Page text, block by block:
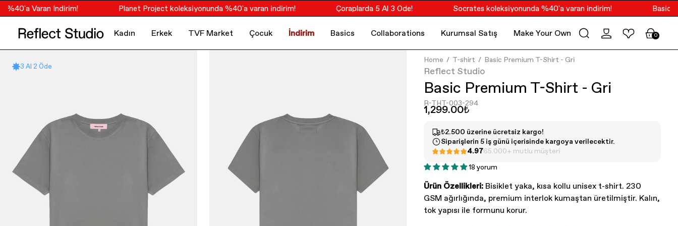
Varan İndirim! Planet Project koleksiyonunda %40'a varan indirim! Çoraplarda 5 Al 3 Öde! Socrates koleksiyonunda %40'a varan indirim! Basics
Kadın Erkek TVF Market Çocuk İndirim Basics Collaborations Kurumsal Satış Make Your Own Merch PoV 0
3 Al 2 Öde
Home T-shirt Basic Premium T-Shirt - Gri
Reflect Studio
Basic Premium T-Shirt - Gri
R-THT-003-294
1,299.00₺
₺2.500 üzerine ücretsiz kargo!
Siparişlerin 5 iş günü içerisinde kargoya verilecektir.
4.9765.000+ mutlu müşteri
18 yorum
Ürün Özellikleri: Bisiklet yaka, kısa kollu unisex t-shirt. 230
GSM ağırlığında, premium interlok kumaştan üretilmiştir. Kalın,
tok yapısı ile formunu korur.